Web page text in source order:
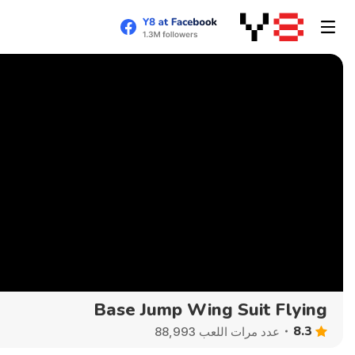
Base Jump Wing Suit Flying
8.3 عدد مرات اللعب 88,993